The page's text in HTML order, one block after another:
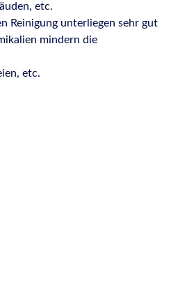
etc.
Reinigung unterliegen sehr gut
mindern die
etc.